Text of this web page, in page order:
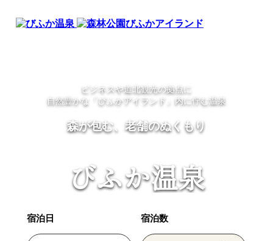
ビジネスや道北観光の拠点に
自然豊かな「びふかアイランド」内に佇む温泉
森が包む、老舗のぬくもり
びふか温泉
宿泊日 宿泊数